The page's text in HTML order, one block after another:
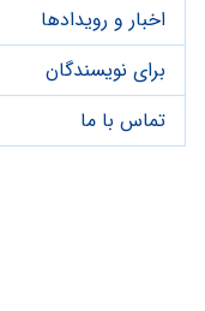
اخبار و رویدادها
برای نویسندگان
تماس با ما